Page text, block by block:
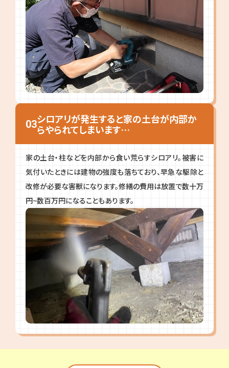
03シロアリが発生すると家の土台が内部か
らやられてしまいます…
家の土台・柱などを内部から食い荒らすシロアリ。被害に
気付いたときには建物の強度も落ちており、早急な駆除と
改修が必要な害獣になります。修繕の費用は放置で数十万
円~数百万円になることもあります。